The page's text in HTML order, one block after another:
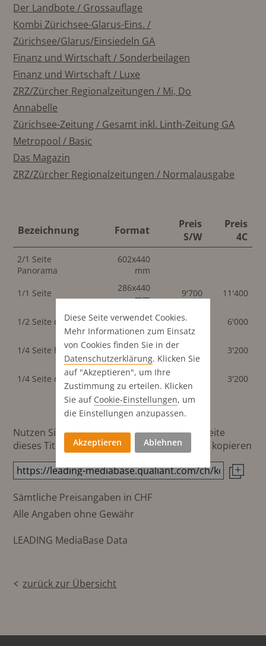
Der Landbote / Grossauflage
Kombi Zürichsee-Glarus-Eins. /
Zürichsee/Glarus/Einsiedeln GA
Finanz und Wirtschaft / Sonderbeilagen
Finanz und Wirtschaft / Luxe
ZRZ/Zürcher Regionalzeitungen / Mi, Do
Annabelle
Zürichsee-Zeitung / Gesamt inkl. Linth-Zeitung GA
Metropool / Basic
Das Magazin
ZRZ/Zürcher Regionalzeitungen / Normalausgabe
Bezeichnung Format
Preis
S/W
Preis
4C
2/1 Seite
Panorama
602x440
mm
1/1 Seite
286x440
mm
9'700 11'400
1/2 Seite quer
286x218
mm
5'100 6'000
1/4 Seite hoch
141x218
mm
3'200
1/4 Seite quer
286x108
mm
3'200
Nutzen Sie diesen Button um den Link zur Seite
dieses Titels direkt in die Zwischenablage zu kopieren
Sämtliche Preisangaben in CHF
Alle Angaben ohne Gewähr
LEADING MediaBase Data
zurück zur Übersicht
Diese Seite verwendet Cookies.
Mehr Informationen zum Einsatz
von Cookies finden Sie in der
Datenschutz­erklärung. Klicken Sie
auf "Akzeptieren", um Ihre
Zustimmung zu erteilen. Klicken
Sie auf Cookie-Einstellungen, um
die Einstellungen anzupassen.
Akzeptieren Ablehnen